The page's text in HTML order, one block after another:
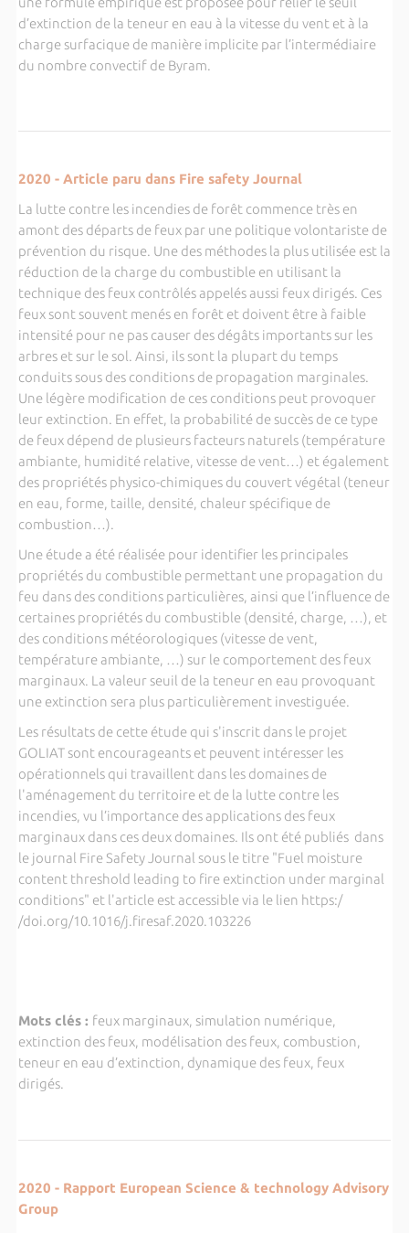
d’extinction de la teneur en eau à la vitesse du vent et à la
charge surfacique de manière implicite par l’intermédiaire
du nombre convectif de Byram.
2020 - Article paru dans Fire safety Journal
La lutte contre les incendies de forêt commence très en
amont des départs de feux par une politique volontariste de
prévention du risque. Une des méthodes la plus utilisée est la
réduction de la charge du combustible en utilisant la
technique des feux contrôlés appelés aussi feux dirigés. Ces
feux sont souvent menés en forêt et doivent être à faible
intensité pour ne pas causer des dégâts importants sur les
arbres et sur le sol. Ainsi, ils sont la plupart du temps
conduits sous des conditions de propagation marginales.
Une légère modification de ces conditions peut provoquer
leur extinction. En effet, la probabilité de succès de ce type
de feux dépend de plusieurs facteurs naturels (température
ambiante, humidité relative, vitesse de vent…) et également
des propriétés physico-chimiques du couvert végétal (teneur
en eau, forme, taille, densité, chaleur spécifique de
combustion…).
Une étude a été réalisée pour identifier les principales
propriétés du combustible permettant une propagation du
feu dans des conditions particulières, ainsi que l’influence de
certaines propriétés du combustible (densité, charge, …), et
des conditions météorologiques (vitesse de vent,
température ambiante, …) sur le comportement des feux
marginaux. La valeur seuil de la teneur en eau provoquant
une extinction sera plus particulièrement investiguée.
Les résultats de cette étude qui s'inscrit dans le projet
GOLIAT sont encourageants et peuvent intéresser les
opérationnels qui travaillent dans les domaines de
l'aménagement du territoire et de la lutte contre les
incendies, vu l’importance des applications des feux
marginaux dans ces deux domaines. Ils ont été publiés dans
le journal Fire Safety Journal sous le titre "Fuel moisture
content threshold leading to fire extinction under marginal
conditions" et l'article est accessible via le lien https:/
/doi.org/10.1016/j.firesaf.2020.103226
Mots clés : feux marginaux, simulation numérique,
extinction des feux, modélisation des feux, combustion,
teneur en eau d’extinction, dynamique des feux, feux
dirigés.
2020 - Rapport European Science & technology Advisory
Group